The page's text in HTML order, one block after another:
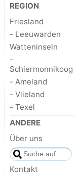
REGION
Friesland
- Leeuwarden
Watteninseln
-
Schiermonnikoog
- Ameland
- Vlieland
- Texel
ANDERE
Über uns
Kontakt